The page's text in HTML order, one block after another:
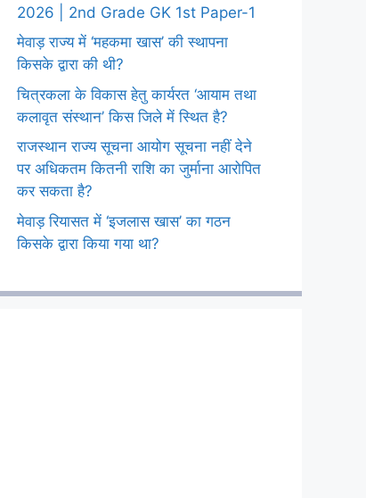
2026 | 2nd Grade GK 1st Paper-1
मेवाड़ राज्य में ‘महकमा खास’ की स्थापना
किसके द्वारा की थी?
चित्रकला के विकास हेतु कार्यरत ‘आयाम तथा
कलावृत संस्थान’ किस जिले में स्थित है?
राजस्थान राज्य सूचना आयोग सूचना नहीं देने
पर अधिकतम कितनी राशि का जुर्माना आरोपित
कर सकता है?
मेवाड़ रियासत में ‘इजलास खास’ का गठन
किसके द्वारा किया गया था?